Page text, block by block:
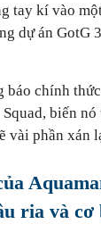
tay kí vào
dự án GotG
báo chính
biến
vài phần xán
ria và cơ